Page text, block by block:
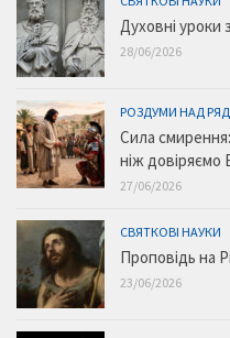
Духовні уроки
28/06/2026
РОЗДУМИ НАД
Сила
ніж довіряємо
27/06/2026
СВЯТКОВІ НАУКИ
Проповідь на
23/06/2026